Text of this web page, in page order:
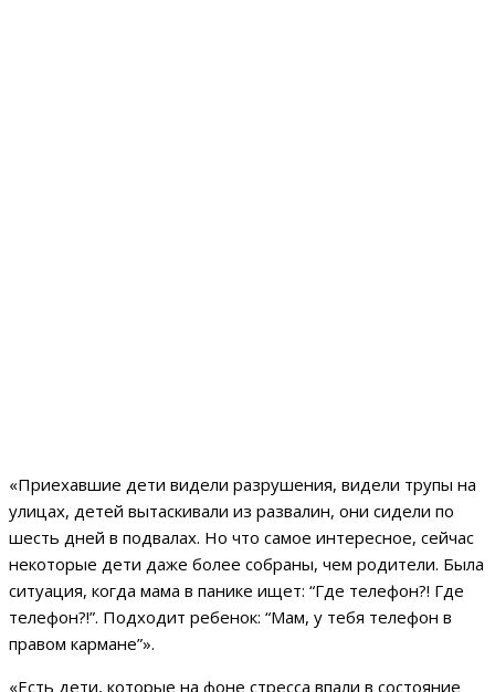
«Приехавшие дети видели разрушения, видели трупы на
улицах, детей вытаскивали из развалин, они сидели по
шесть дней в подвалах. Но что самое интересное, сейчас
некоторые дети даже более собраны, чем родители. Была
ситуация, когда мама в панике ищет: “Где телефон?! Где
телефон?!”. Подходит ребенок: “Мам, у тебя телефон в
правом кармане”».
«Есть дети, которые на фоне стресса впали в состояние